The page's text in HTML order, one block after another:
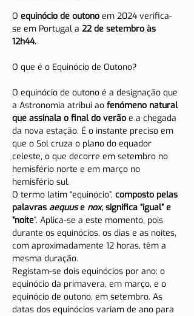
O equinócio de outono em 2024 verifica-
se em Portugal a 22 de setembro às
12h44.
O equinócio de outono é a designação que
a Astronomia atribui ao fenómeno natural
que assinala o final do verão e a chegada
da nova estação. É o instante preciso em
que o Sol cruza o plano do equador
celeste, o que decorre em setembro no
hemisfério norte e em março no
hemisfério sul.
O termo latim “equinócio”, composto pelas
palavras aequus e nox, significa “igual” e
“noite”. Aplica-se a este momento, pois
durante os equinócios, os dias e as noites,
com aproximadamente 12 horas, têm a
mesma duração.
Registam-se dois equinócios por ano: o
equinócio da primavera, em março, e o
equinócio de outono, em setembro. As
datas dos equinócios variam de ano para